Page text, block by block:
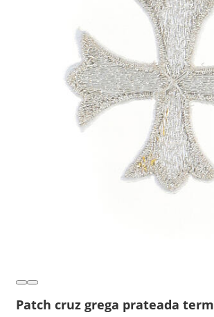
Patch cruz grega prateada